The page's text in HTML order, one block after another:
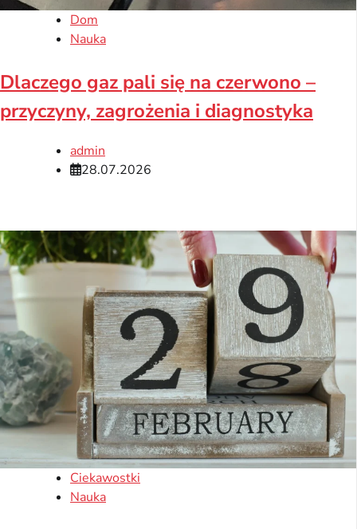
Dom
Nauka
Dlaczego gaz pali się na czerwono –
przyczyny, zagrożenia i diagnostyka
admin
28.07.2026
Ciekawostki
Nauka